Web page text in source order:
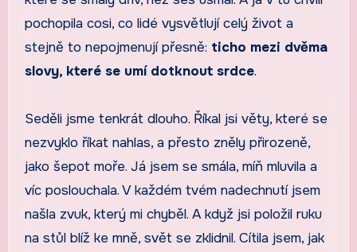
pochopila cosi, co lidé vysvětlují celý život a
stejně to nepojmenují přesně: ticho mezi dvěma
slovy, které se umí dotknout srdce.
Seděli jsme tenkrát dlouho. Říkal jsi věty, které se
nezvyklo říkat nahlas, a přesto zněly přirozeně,
jako šepot moře. Já jsem se smála, míň mluvila a
víc poslouchala. V každém tvém nadechnutí jsem
našla zvuk, který mi chyběl. A když jsi položil ruku
na stůl blíž ke mně, svět se zklidnil. Cítila jsem, jak